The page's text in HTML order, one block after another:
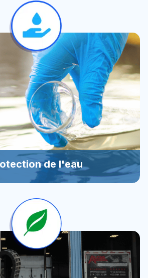
en eau
l’eau souterraine en quantité et de
la force de nos professionnels.
de l'eau
de l'eau
de la ressource et la protéger
pérennité de votre projet.